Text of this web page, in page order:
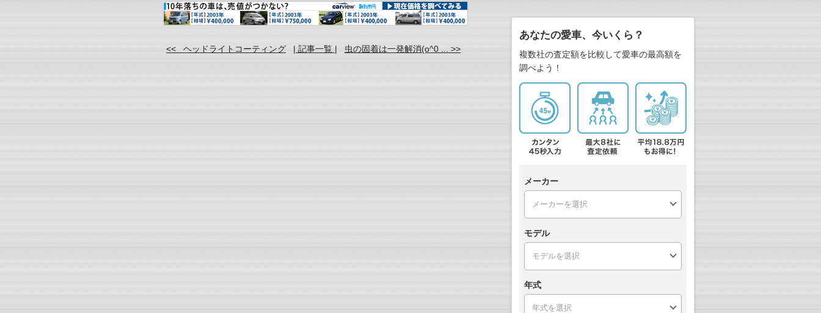
<< ヘッドライトコーティング | 記事一覧 | 虫の固着は一発解消(o^0 ... >>
あなたの愛車、今いくら？
複数社の査定額を比較して愛車の最高額を
調べよう！
メーカー
モデル
年式